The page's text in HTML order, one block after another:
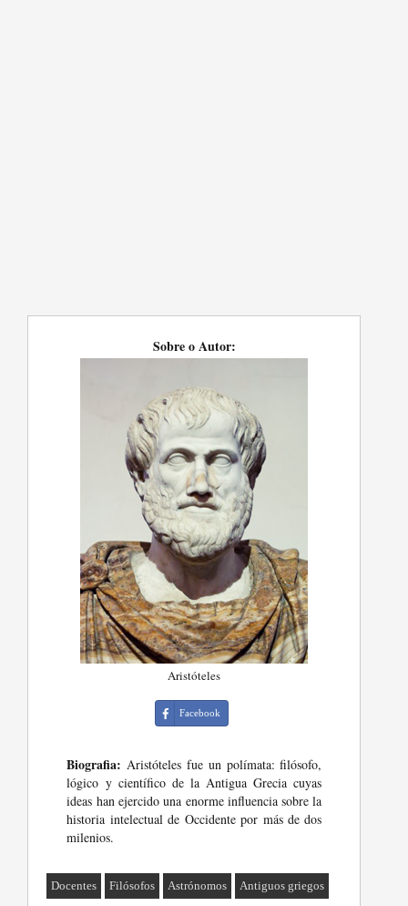
Sobre o Autor:
Aristóteles
Facebook
Biografia: Aristóteles fue un polímata: filósofo,
lógico y científico de la Antigua Grecia cuyas
ideas han ejercido una enorme influencia sobre la
historia intelectual de Occidente por más de dos
milenios.
Docentes Filósofos Astrónomos Antiguos griegos